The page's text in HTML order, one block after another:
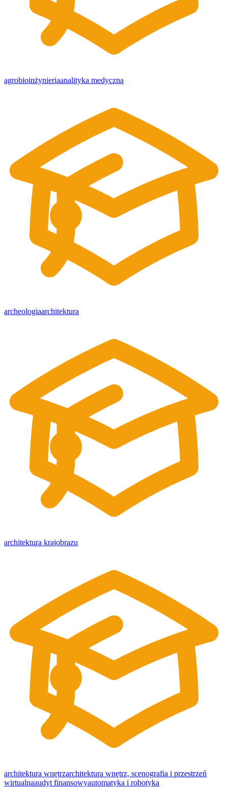
agrobioinżynieriaanalityka medyczna
archeologiaarchitektura
architektura krajobrazu
architektura wnętrzarchitektura wnętrz, scenografia i przestrzeń
wirtualnaaudyt finansowyautomatyka i robotyka